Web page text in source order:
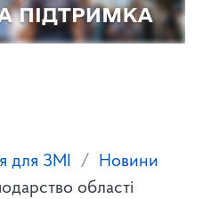
для ЗМІ
Новини
області